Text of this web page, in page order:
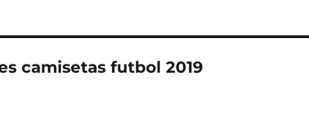
camisetas futbol 2019